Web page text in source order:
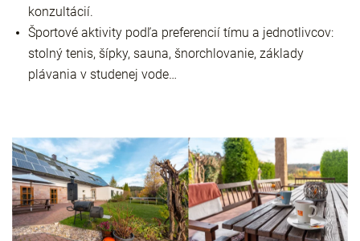
konzultácií.
Športové aktivity podľa preferencií tímu a jednotlivcov:
stolný tenis, šípky, sauna, šnorchlovanie, základy
plávania v studenej vode…